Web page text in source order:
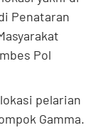
Penataran
Pol
pelarian
Gamma.